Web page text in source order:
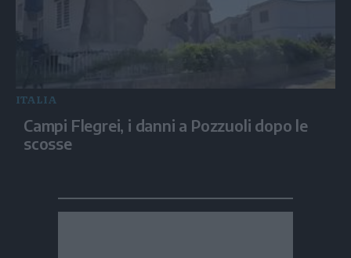
ITALIA
Campi Flegrei, i danni a Pozzuoli dopo le
scosse